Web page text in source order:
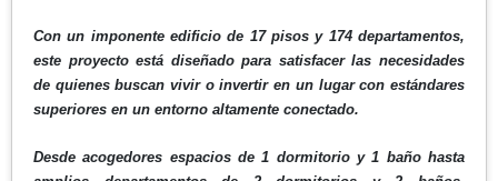
Con un imponente edificio de 17 pisos y 174 departamentos,
este proyecto está diseñado para satisfacer las necesidades
de quienes buscan vivir o invertir en un lugar con estándares
superiores en un entorno altamente conectado.
Desde acogedores espacios de 1 dormitorio y 1 baño hasta